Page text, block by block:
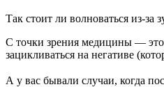
Так стоит ли волноваться
С точки зрения медицины —
зацикливаться на негативе
А у вас бывали случаи, когда